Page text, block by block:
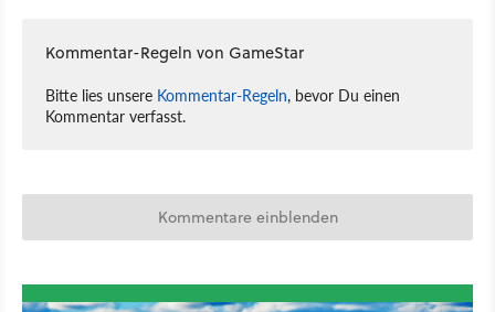
Kommentar-Regeln von GameStar
Bitte lies unsere Kommentar-Regeln, bevor Du einen
Kommentar verfasst.
Kommentare einblenden